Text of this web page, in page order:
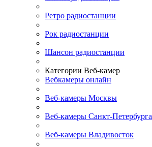
Ретро радиостанции
Рок радиостанции
Шансон радиостанции
Категории Веб-камер
Вебкамеры онлайн
Веб-камеры Москвы
Веб-камеры Санкт-Петербурга
Веб-камеры Владивосток